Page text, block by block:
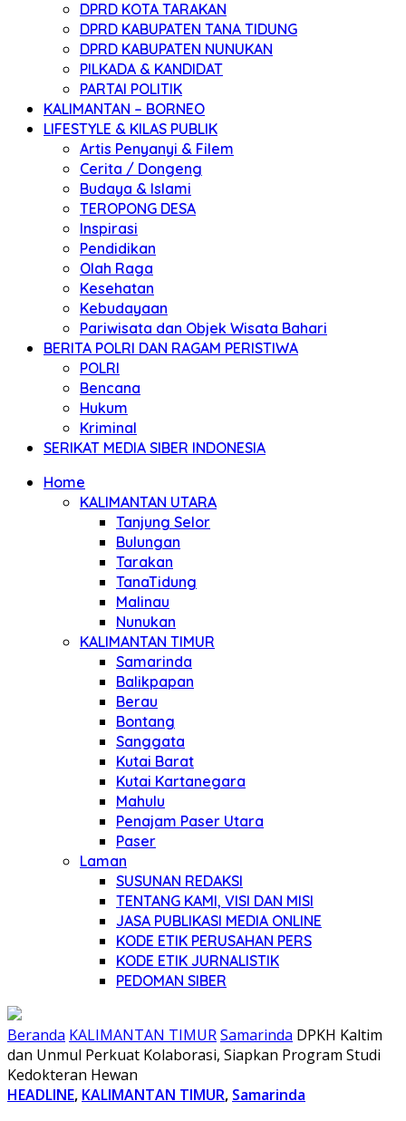
DPRD KOTA TARAKAN
DPRD KABUPATEN TANA TIDUNG
DPRD KABUPATEN NUNUKAN
PILKADA & KANDIDAT
PARTAI POLITIK
KALIMANTAN – BORNEO
LIFESTYLE & KILAS PUBLIK
Artis Penyanyi & Filem
Cerita / Dongeng
Budaya & Islami
TEROPONG DESA
Inspirasi
Pendidikan
Olah Raga
Kesehatan
Kebudayaan
Pariwisata dan Objek Wisata Bahari
BERITA POLRI DAN RAGAM PERISTIWA
POLRI
Bencana
Hukum
Kriminal
SERIKAT MEDIA SIBER INDONESIA
Home
KALIMANTAN UTARA
Tanjung Selor
Bulungan
Tarakan
TanaTidung
Malinau
Nunukan
KALIMANTAN TIMUR
Samarinda
Balikpapan
Berau
Bontang
Sanggata
Kutai Barat
Kutai Kartanegara
Mahulu
Penajam Paser Utara
Paser
Laman
SUSUNAN REDAKSI
TENTANG KAMI, VISI DAN MISI
JASA PUBLIKASI MEDIA ONLINE
KODE ETIK PERUSAHAN PERS
KODE ETIK JURNALISTIK
PEDOMAN SIBER
Beranda KALIMANTAN TIMURSamarinda DPKH Kaltim
dan Unmul Perkuat Kolaborasi, Siapkan Program Studi
Kedokteran Hewan
HEADLINE, KALIMANTAN TIMUR, Samarinda